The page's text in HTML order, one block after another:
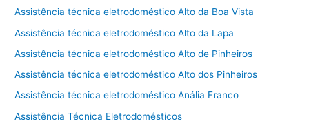
Assistência técnica eletrodoméstico Alto da Boa Vista
Assistência técnica eletrodoméstico Alto da Lapa
Assistência técnica eletrodoméstico Alto de Pinheiros
Assistência técnica eletrodoméstico Alto dos Pinheiros
Assistência técnica eletrodoméstico Anália Franco
Assistência Técnica Eletrodomésticos